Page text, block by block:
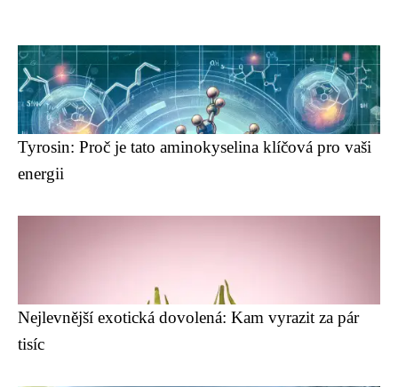
Tyrosin: Proč je tato aminokyselina klíčová pro vaši
energii
Nejlevnější exotická dovolená: Kam vyrazit za pár
tisíc